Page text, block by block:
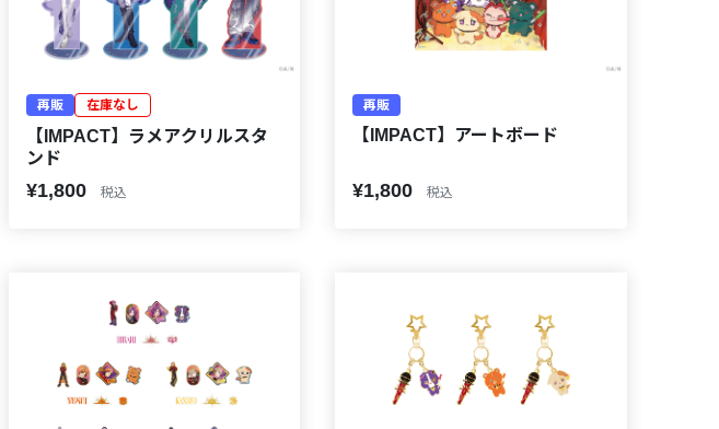
再販 在庫なし
【IMPACT】ラメアクリルスタ
ンド
¥1,800 税込
再販
【IMPACT】アートボード
¥1,800 税込